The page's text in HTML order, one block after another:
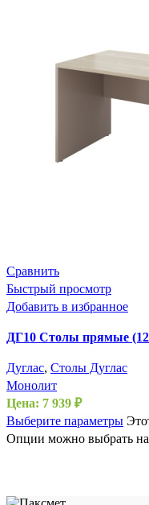
Сравнить
Быстрый просмотр
Добавить в избранное
ДГ10 Столы прямые
Дуглас, Столы Дуглас
Монолит
Цена: 7 939 ₽
Выберите параметры
Опции можно выбрать на